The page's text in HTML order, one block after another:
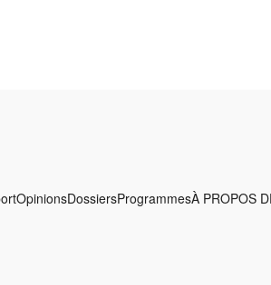
OpinionsDossiersProgrammesÀ PROPOS